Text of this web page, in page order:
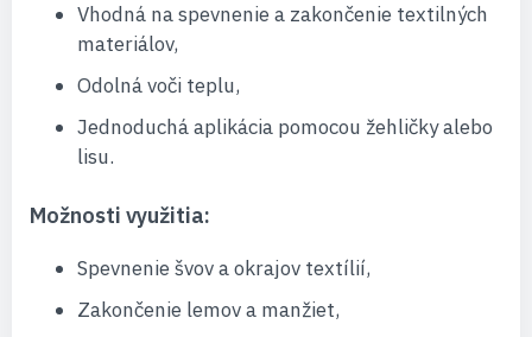
Vhodná na spevnenie a zakončenie textilných
materiálov,
Odolná voči teplu,
Jednoduchá aplikácia pomocou žehličky alebo
lisu.
Možnosti využitia:
Spevnenie švov a okrajov textílií,
Zakončenie lemov a manžiet,